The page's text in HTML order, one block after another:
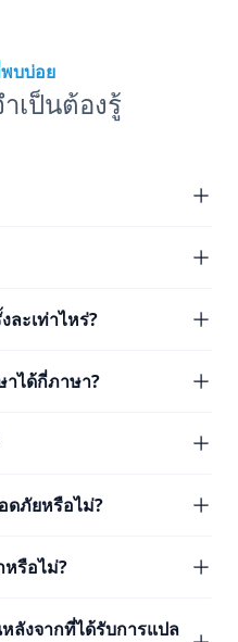
บบ่อย
เป็นต้องรู้
ะเท่าไหร่?
าได้กี่ภาษา?
ดภัยหรือไม่?
หรือไม่?
ลังจากที่ได้รับการแปล